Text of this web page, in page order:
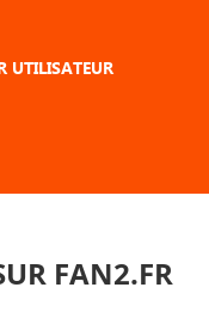
UTILISATEUR
FAN2.FR